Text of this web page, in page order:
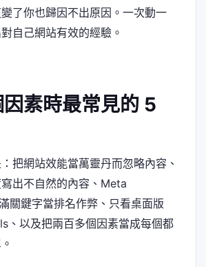
了你也歸因不出原因。一次動一
自己網站有效的經驗。
素時最常見的 5
把網站效能當萬靈丹而忽略內容、
出不自然的內容、Meta
關鍵字當排名作弊、只看桌面版
、以及把兩百多個因素當成每個都